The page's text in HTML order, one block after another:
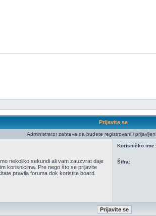
Prijavite se
Administrator zahteva da budete registrovani i
nekoliko sekundi ali vam zauzvrat daje
korisnicima. Pre nego što se prijavite
pravila foruma dok koristite board.
Korisničko ime:
Šifra: